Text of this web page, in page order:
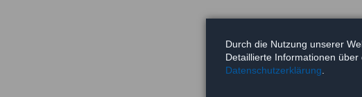
Durch die Nutzung unserer
Detaillierte Informationen
Datenschutzerklärung